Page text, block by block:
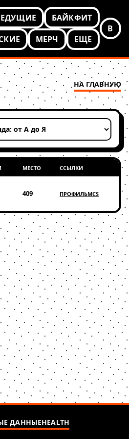
БАЙКФИТ
МЕРЧ ЕЩЕ
В
НА ГЛАВНУЮ
МЕСТО ССЫЛКИ
409 ПРОФИЛЬMCS
ДАННЫЕHEALTH